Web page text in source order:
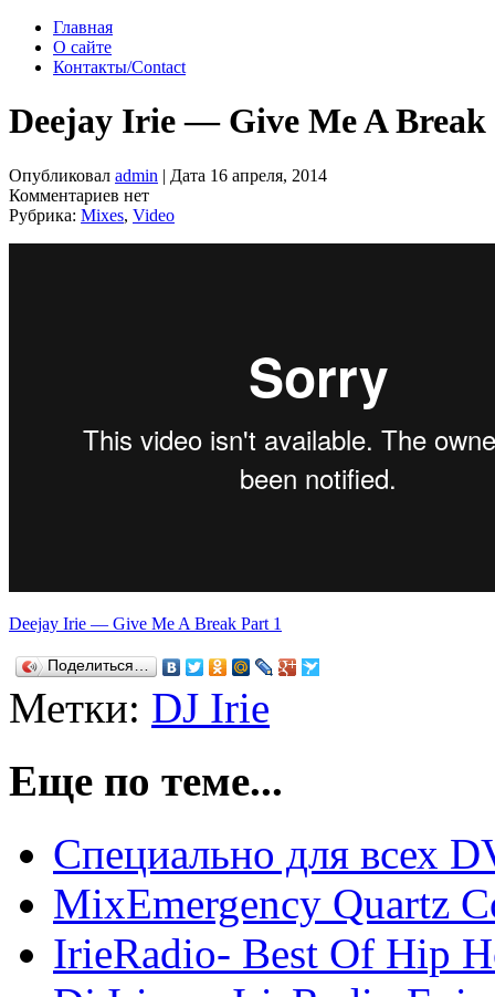
Главная
О сайте
Контакты/Contact
Deejay Irie — Give Me A Break
Опубликовал admin | Дата 16 апреля, 2014
Комментариев нет
Рубрика: Mixes, Video
Deejay Irie — Give Me A Break Part 1
Поделиться…
Метки: DJ Irie
Еще по теме...
Специально для всех
MixEmergency Quartz
IrieRadio- Best Of Hip